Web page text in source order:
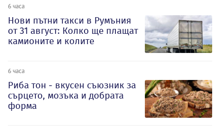
6 часа
Нови пътни такси в Румъния
от 31 август: Колко ще плащат
камионите и колите
6 часа
Риба тон - вкусен съюзник за
сърцето, мозъка и добрата
форма